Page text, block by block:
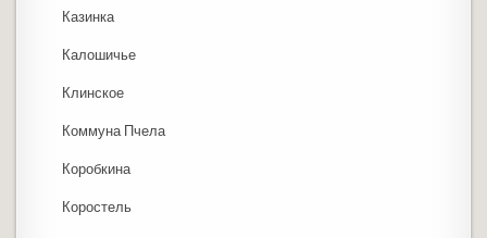
Казинка
Калошичье
Клинское
Коммуна Пчела
Коробкина
Коростель